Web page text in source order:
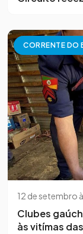
CORRENTE DO
12 de setembro
Clubes
às vitímas